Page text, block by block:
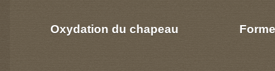
Oxydation du chapeau